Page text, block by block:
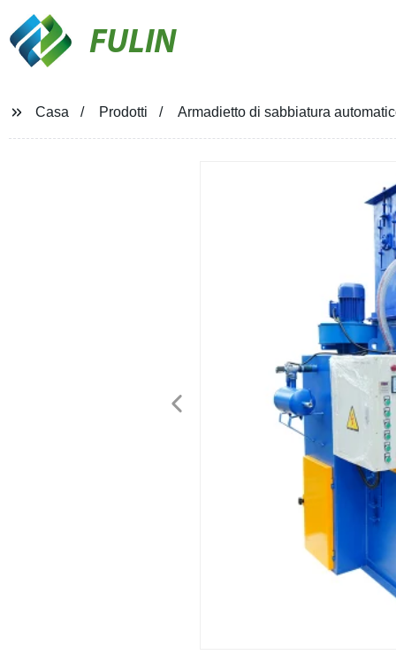
FULIN
Casa Prodotti Armadietto di sabbiatura